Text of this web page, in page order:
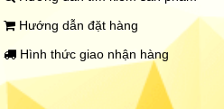
Hướng dẫn đặt hàng
Hình thức giao nhận hàng